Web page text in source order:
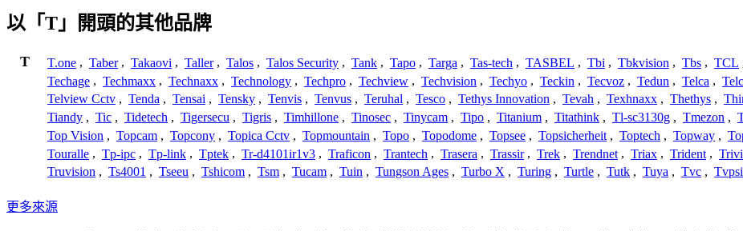
以「T」開頭的其他品牌
T T.one , Taber , Takaovi , Taller , Talos , Talos Security , Tank , Tapo , Targa , Tas-tech , TASBEL , Tbi , Tbkvision , Tbs , TCL
Techage , Techmaxx , Technaxx , Technology , Techpro , Techview , Techvision , Techyo , Teckin , Tecvoz , Tedun , Telca ,
Telview Cctv , Tenda , Tensai , Tensky , Tenvis , Tenvus , Teruhal , Tesco , Tethys Innovation , Tevah , Texhnaxx , Thethys ,
Tiandy , Tic , Tidetech , Tigersecu , Tigris , Timhillone , Tinosec , Tinycam , Tipo , Titanium , Titathink , Tl-sc3130g , Tmezon ,
Top Vision , Topcam , Topcony , Topica Cctv , Topmountain , Topo , Topodome , Topsee , Topsicherheit , Toptech , Topway ,
Touralle , Tp-ipc , Tp-link , Tptek , Tr-d4101ir1v3 , Traficon , Trantech , Trasera , Trassir , Trek , Trendnet , Triax , Trident ,
Truvision , Ts4001 , Tseeu , Tshicom , Tsm , Tucam , Tuin , Tungson Ages , Turbo X , Turing , Turtle , Tutk , Tuya , Tvc ,
更多來源